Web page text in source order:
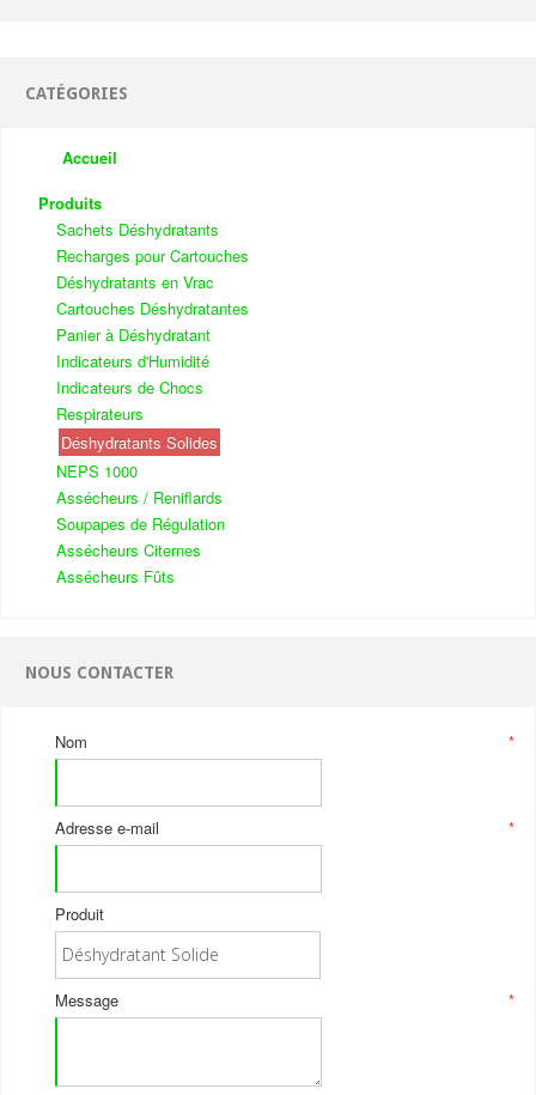
CATÉGORIES
Accueil
Produits
Sachets Déshydratants
Recharges pour Cartouches
Déshydratants en Vrac
Cartouches Déshydratantes
Panier à Déshydratant
Indicateurs d'Humidité
Indicateurs de Chocs
Respirateurs
Déshydratants Solides
NEPS 1000
Assécheurs / Reniflards
Soupapes de Régulation
Assécheurs Citernes
Assécheurs Fûts
NOUS CONTACTER
*
Nom
*
Adresse e-mail
Produit
*
Message